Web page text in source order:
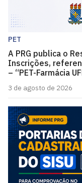
PET
A PRG publica o
Inscrições,
– “PET-Farmácia
3 de agosto de 2026